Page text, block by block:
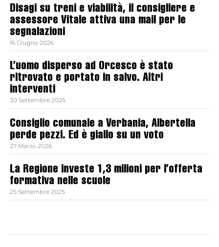
Disagi su treni e viabilità, il consigliere e
assessore Vitale attiva una mail per le
segnalazioni
16 Giugno 2026
L’uomo disperso ad Orcesco è stato
ritrovato e portato in salvo. Altri
interventi
30 Settembre 2025
Consiglio comunale a Verbania, Albertella
perde pezzi. Ed è giallo su un voto
27 Marzo 2026
La Regione investe 1,3 milioni per l’offerta
formativa nelle scuole
25 Settembre 2025